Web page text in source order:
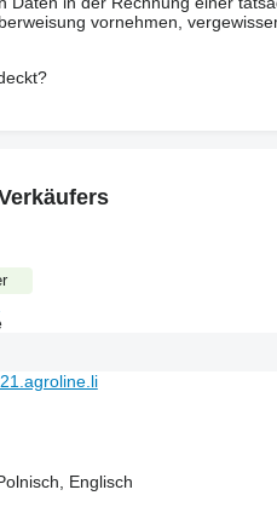
vornehmen,
Englisch